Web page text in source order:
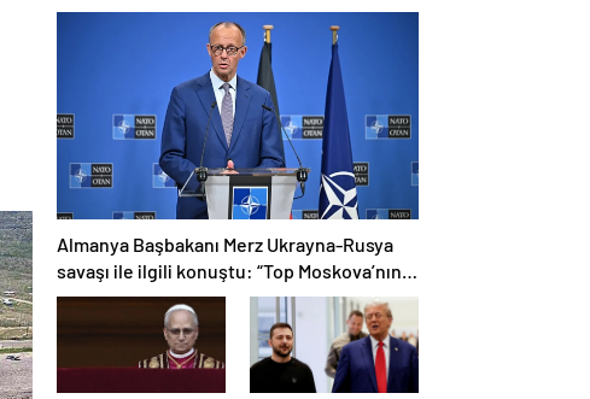
Havalimanı’nı
hipersonik füzeyle
görüşmelere
başlamayı
öneriyoruz
Almanya Başbakanı Merz Ukrayna-Rusya
savaşı ile ilgili konuştu: “Top Moskova’nın
sahasında”